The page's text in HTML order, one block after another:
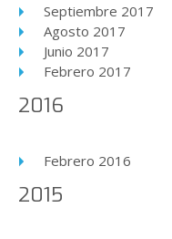
Septiembre 2017
Agosto 2017
Junio 2017
Febrero 2017
2016
Febrero 2016
2015